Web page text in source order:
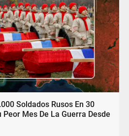
Soldados Rusos En 30
Peor Mes De La Guerra Desde